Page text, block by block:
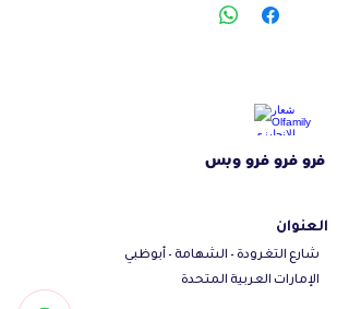
فرو فرو فرو وبس
العنوان
شارع التغرودة - الشهامة - أبوظبي
الإمارات العربية المتحدة